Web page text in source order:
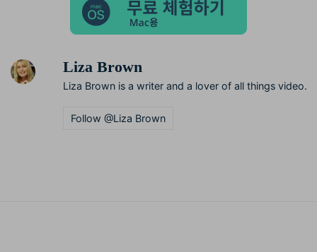
Liza Brown
Liza Brown is a writer and a lover of all things video.
Follow @Liza Brown